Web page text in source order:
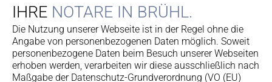
IHRE NOTARE IN BRÜHL.
Die Nutzung unserer Webseite ist in der Regel ohne die
Angabe von personenbezogenen Daten möglich. Soweit
personenbezogene Daten beim Besuch unserer Webseiten
erhoben werden, verarbeiten wir diese ausschließlich nach
Maßgabe der Datenschutz-Grundverordnung (VO (EU)